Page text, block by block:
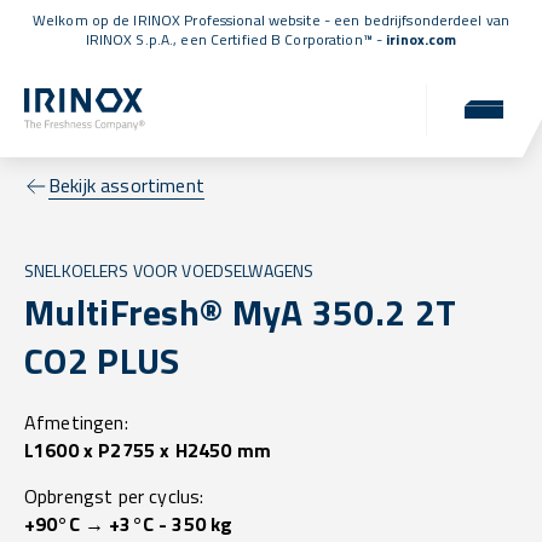
Welkom op de IRINOX Professional website - een bedrijfsonderdeel van
IRINOX S.p.A., een Certified B Corporation™ - irinox.com
Bekijk assortiment
SNELKOELERS VOOR VOEDSELWAGENS
MultiFresh® MyA 350.2 2T
CO2 PLUS
Afmetingen:
L1600 x P2755 x H2450 mm
Opbrengst per cyclus:
+90°C → +3°C - 350 kg